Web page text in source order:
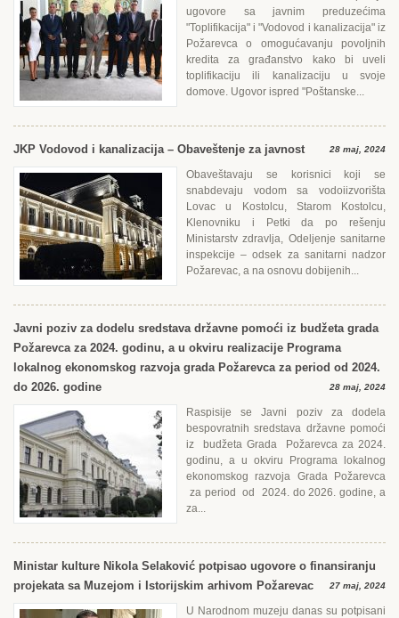
ugovore sa javnim preduzećima
"Toplifikacija" i "Vodovod i kanalizacija" iz
Požarevca o omogućavanju povoljnih
kredita za građanstvo kako bi uveli
toplifikaciju ili kanalizaciju u svoje
domove. Ugovor ispred "Poštanske...
JKP Vodovod i kanalizacija – Obaveštenje za javnost 28 maj, 2024
Obaveštavaju se korisnici koji se
snabdevaju vodom sa vodoiizvorišta
Lovac u Kostolcu, Starom Kostolcu,
Klenovniku i Petki da po rešenju
Ministarstv zdravlja, Odeljenje sanitarne
inspekcije – odsek za sanitarni nadzor
Požarevac, a na osnovu dobijenih...
Javni poziv za dodelu sredstava državne pomoći iz budžeta grada
Požarevca za 2024. godinu, a u okviru realizacije Programa
lokalnog ekonomskog razvoja grada Požarevca za period od 2024.
do 2026. godine
28 maj, 2024
Raspisije se Javni poziv za dodela
bespovratnih sredstava državne pomoći
iz budžeta Grada Požarevca za 2024.
godinu, a u okviru Programa lokalnog
ekonomskog razvoja Grada Požarevca
za period od 2024. do 2026. godine, a
za...
Ministar kulture Nikola Selaković potpisao ugovore o finansiranju
projekata sa Muzejom i Istorijskim arhivom Požarevac
27 maj, 2024
U Narodnom muzeju danas su potpisani